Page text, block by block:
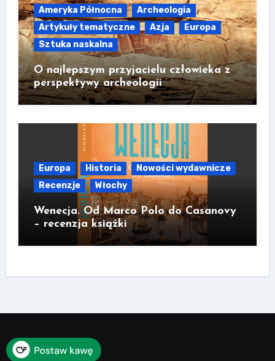
Ameryka Północna
Archeologia
Artykuły tematyczne
Azja
Europa
Sztuka naskalna
O najlepszym przyjacielu człowieka z
perspektywy archeologii
Europa Historia
Nowości wydawnicze
Recenzje
Włochy
Wenecja. Od Marco Polo do Casanovy
– recenzja książki